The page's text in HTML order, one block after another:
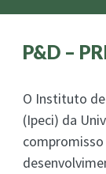
P&D –
O Instituto
(Ipeci) da